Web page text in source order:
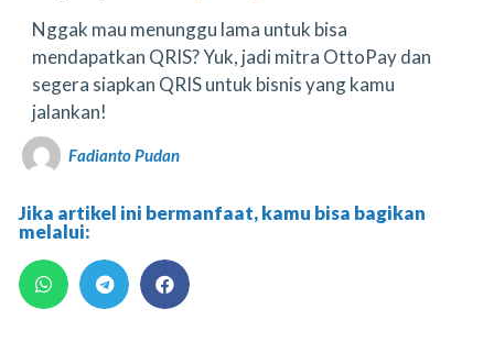
Nggak mau menunggu lama untuk bisa
mendapatkan QRIS? Yuk, jadi mitra OttoPay dan
segera siapkan QRIS untuk bisnis yang kamu
jalankan!
Fadianto Pudan
Jika artikel ini bermanfaat, kamu bisa bagikan
melalui: